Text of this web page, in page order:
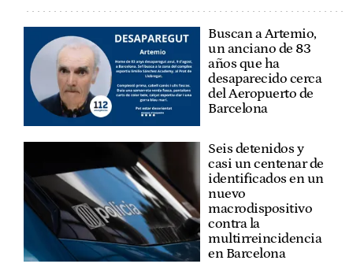
Buscan a Artemio,
un anciano de 83
años que ha
desaparecido cerca
del Aeropuerto de
Barcelona
Seis detenidos y
casi un centenar de
identificados en un
nuevo
macrodispositivo
contra la
multirreincidencia
en Barcelona